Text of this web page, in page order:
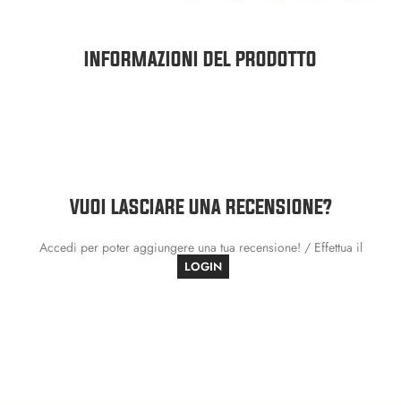
INFORMAZIONI DEL PRODOTTO
VUOI LASCIARE UNA RECENSIONE?
Accedi per poter aggiungere una tua recensione! / Effettua il
LOGIN